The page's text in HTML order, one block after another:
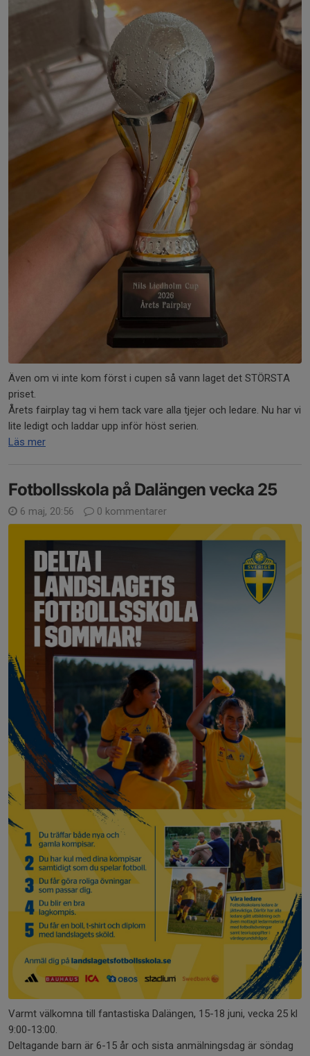
Även om vi inte kom först i cupen så vann laget det STÖRSTA
priset.
Årets fairplay tag vi hem tack vare alla tjejer och ledare. Nu har vi
lite ledigt och laddar upp inför höst serien.
Läs mer
Fotbollsskola på Dalängen vecka 25
6 maj, 20:56 0 kommentarer
Varmt välkomna till fantastiska Dalängen, 15-18 juni, vecka 25 kl
9:00-13:00.
Deltagande barn är 6-15 år och sista anmälningsdag är söndag